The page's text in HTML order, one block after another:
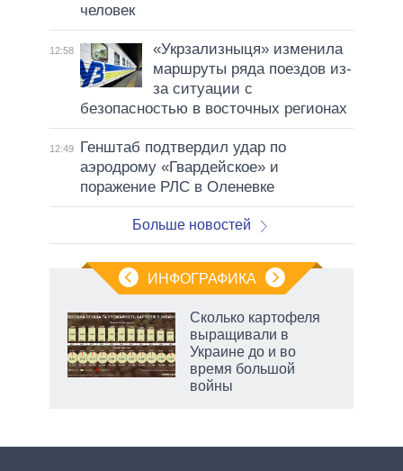
человек
12:58
«Укрзализныця» изменила
маршруты ряда поездов из-
за ситуации с
безопасностью в восточных регионах
12:49
Генштаб подтвердил удар по
аэродрому «Гвардейское» и
поражение РЛС в Оленевке
Больше новостей
ИНФОГРАФИКА
Сколько картофеля
выращивали в
Украине до и во
время большой
войны